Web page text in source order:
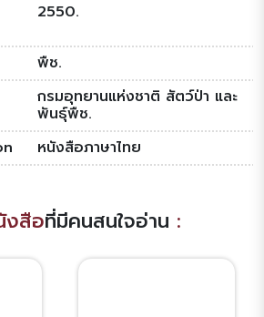
2550.
พืช.
กรมอุทยานแห่งชาติ สัตว์ป่า และ
พันธุ์พืช.
หนังสือภาษาไทย
งสือที่มีคนสนใจอ่าน :